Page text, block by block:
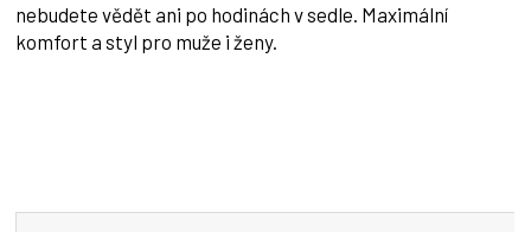
nebudete vědět ani po hodinách v sedle. Maximální
komfort a styl pro muže i ženy.